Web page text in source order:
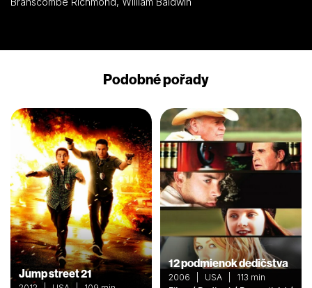
Podobné pořady
Jump street 21
12 podmienok dedičstva
2006 | USA | 113 min